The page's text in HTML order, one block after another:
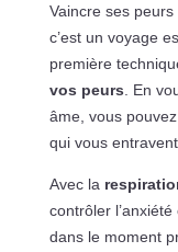
Vaincre ses
c’est un voyage
première
vos peurs . En
âme, vous
qui vous entravent.
Avec la
contrôler
dans le moment